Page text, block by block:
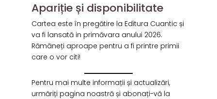
Apariție și disponibilitate
Cartea este în pregătire la Editura Cuantic și
va fi lansată in primăvara anului 2026.
Rămâneți aproape pentru a fi printre primii
care o vor citi!
Pentru mai multe informații și actualizări,
urmăriți pagina noastră și abonați-vă la